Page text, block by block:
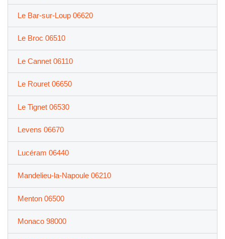
Le Bar-sur-Loup 06620
Le Broc 06510
Le Cannet 06110
Le Rouret 06650
Le Tignet 06530
Levens 06670
Lucéram 06440
Mandelieu-la-Napoule 06210
Menton 06500
Monaco 98000